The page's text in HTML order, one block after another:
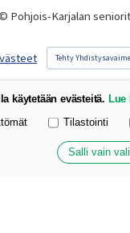
Pohjois-Karjalan
Tehty
käytetään evästeitä. Lue
evästeet Tilastointi
Salli vain